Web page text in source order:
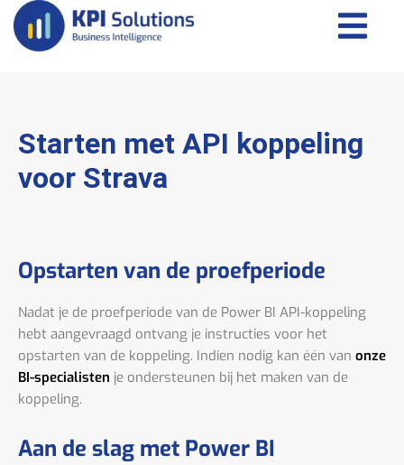
Starten met API koppeling
voor Strava
Opstarten van de proefperiode
Nadat je de proefperiode van de Power BI API-koppeling
hebt aangevraagd ontvang je instructies voor het
opstarten van de koppeling. Indien nodig kan één van onze
BI-specialisten je ondersteunen bij het maken van de
koppeling.
Aan de slag met Power BI